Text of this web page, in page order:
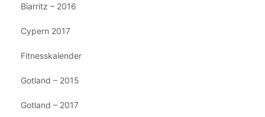
Biarritz – 2016
Cypern 2017
Fitnesskalender
Gotland – 2015
Gotland – 2017